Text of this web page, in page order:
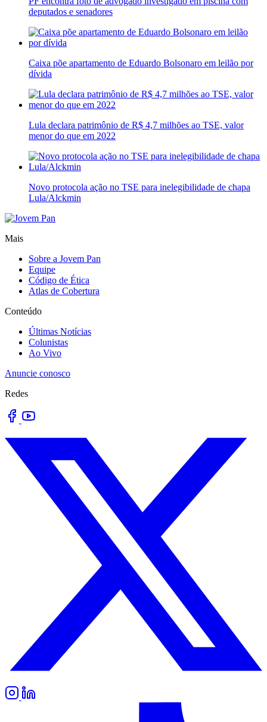
deputados e senadores
Caixa põe apartamento de Eduardo Bolsonaro em leilão por
dívida
Lula declara patrimônio de R$ 4,7 milhões ao TSE, valor
menor do que em 2022
Novo protocola ação no TSE para inelegibilidade de chapa
Lula/Alckmin
Mais
Sobre a Jovem Pan
Equipe
Código de Ética
Atlas de Cobertura
Conteúdo
Últimas Notícias
Colunistas
Ao Vivo
Anuncie conosco
Redes